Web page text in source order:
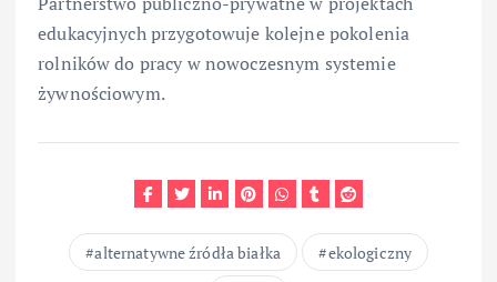
edukacyjnych przygotowuje kolejne pokolenia
rolników do pracy w nowoczesnym systemie
żywnościowym.
alternatywne źródła białka
ekologiczny